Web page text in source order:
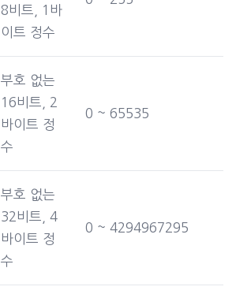
8비트, 1바
이트 정수
부호 없는
16비트, 2
바이트 정
수
0 ~ 65535
부호 없는
32비트, 4
바이트 정
수
0 ~ 4294967295